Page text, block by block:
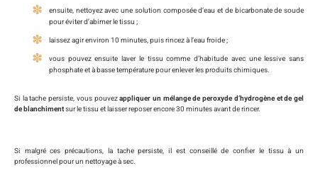
ensuite, nettoyez avec une solution composée d’eau et de bicarbonate de soude
pour éviter d’abimer le tissu ;
laissez agir environ 10 minutes, puis rincez à l’eau froide ;
vous pouvez ensuite laver le tissu comme d’habitude avec une lessive sans
phosphate et à basse température pour enlever les produits chimiques.
Si la tache persiste, vous pouvezappliquer un mélange de peroxyde d’hydrogène et de gel
de blanchimentsur le tissu et laisser reposer encore 30 minutes avant de rincer.
Si malgré ces précautions, la tache persiste, il est conseillé de confier le tissu à un
professionnel pour un nettoyage à sec.